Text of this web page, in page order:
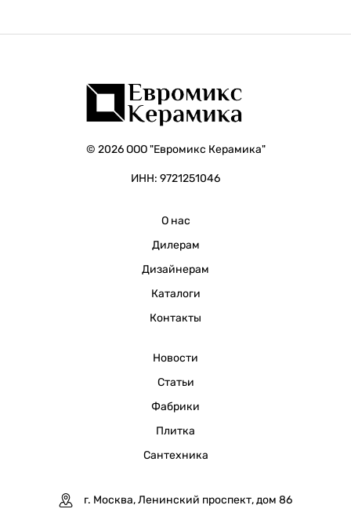
© 2026 ООО "Евромикс Керамика"
ИНН: 9721251046
О нас
Дилерам
Дизайнерам
Каталоги
Контакты
Новости
Статьи
Фабрики
Плитка
Сантехника
г. Москва, Ленинский проспект, дом 86